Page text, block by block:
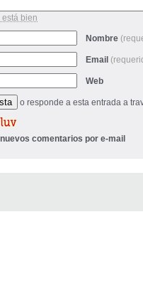
está bien
Nombre
Email
Web
o responde a esta entrada a
comentarios por e-mail